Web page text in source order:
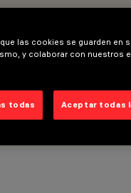
las cookies se guarden en
y colaborar con nuestros
todas Aceptar todas